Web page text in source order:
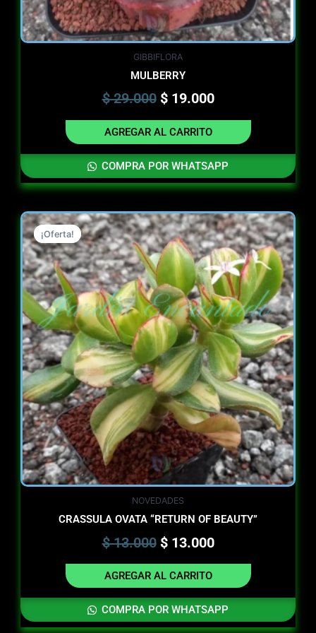
GIBBIFLORA
MULBERRY
$29.000 $19.000
AGREGAR AL CARRITO
COMPRA POR WHATSAPP
¡Oferta!
¡Oferta!
NOVEDADES
CRASSULA OVATA “RETURN OF BEAUTY”
$13.000
Original
price
was:
$ 13.000.
$13.000
Current
price
is:
$ 13.000.
AGREGAR AL CARRITO
COMPRA POR WHATSAPP